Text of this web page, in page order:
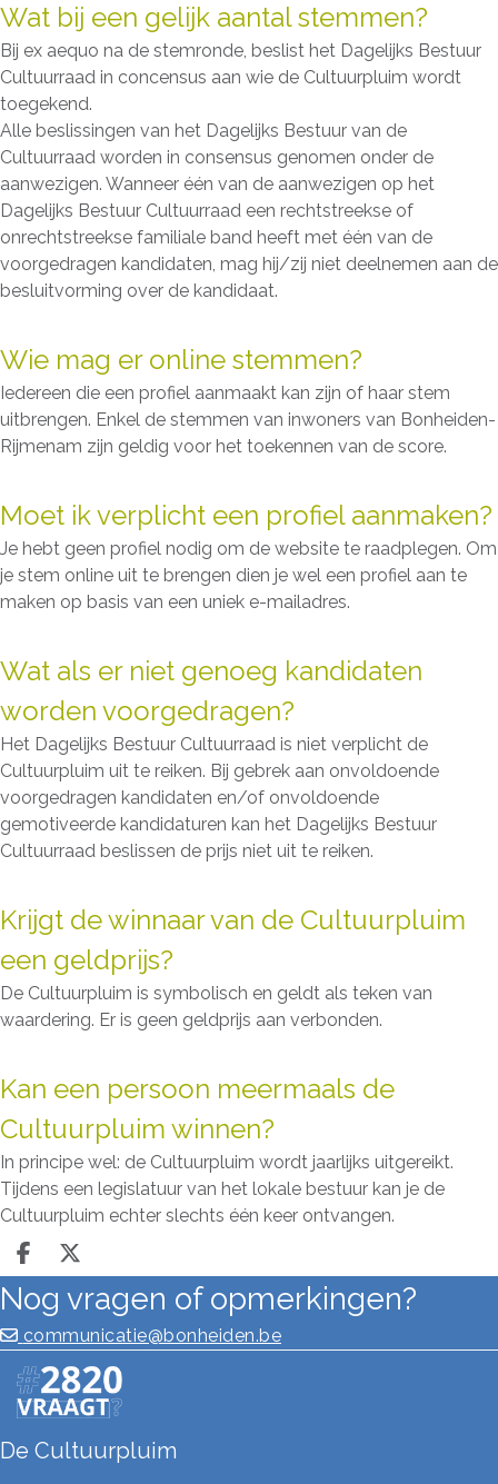
Wat bij een gelijk aantal stemmen?
Bij ex aequo na de stemronde, beslist het Dagelijks Bestuur
Cultuurraad in concensus aan wie de Cultuurpluim wordt
toegekend.
Alle beslissingen van het Dagelijks Bestuur van de
Cultuurraad worden in consensus genomen onder de
aanwezigen. Wanneer één van de aanwezigen op het
Dagelijks Bestuur Cultuurraad een rechtstreekse of
onrechtstreekse familiale band heeft met één van de
voorgedragen kandidaten, mag hij/zij niet deelnemen aan de
besluitvorming over de kandidaat.
Wie mag er online stemmen?
Iedereen die een profiel aanmaakt kan zijn of haar stem
uitbrengen. Enkel de stemmen van inwoners van Bonheiden-
Rijmenam zijn geldig voor het toekennen van de score.
Moet ik verplicht een profiel aanmaken?
Je hebt geen profiel nodig om de website te raadplegen. Om
je stem online uit te brengen dien je wel een profiel aan te
maken op basis van een uniek e-mailadres.
Wat als er niet genoeg kandidaten
worden voorgedragen?
Het Dagelijks Bestuur Cultuurraad is niet verplicht de
Cultuurpluim uit te reiken. Bij gebrek aan onvoldoende
voorgedragen kandidaten en/of onvoldoende
gemotiveerde kandidaturen kan het Dagelijks Bestuur
Cultuurraad beslissen de prijs niet uit te reiken.
Krijgt de winnaar van de Cultuurpluim
een geldprijs?
De Cultuurpluim is symbolisch en geldt als teken van
waardering. Er is geen geldprijs aan verbonden.
Kan een persoon meermaals de
Cultuurpluim winnen?
In principe wel: de Cultuurpluim wordt jaarlijks uitgereikt.
Tijdens een legislatuur van het lokale bestuur kan je de
Cultuurpluim echter slechts één keer ontvangen.
Deel op facebook
Deel op X
Nog vragen of opmerkingen?
communicatie@bonheiden.be
De Cultuurpluim